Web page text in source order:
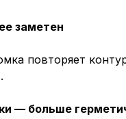
заметен
повторяет
— больше